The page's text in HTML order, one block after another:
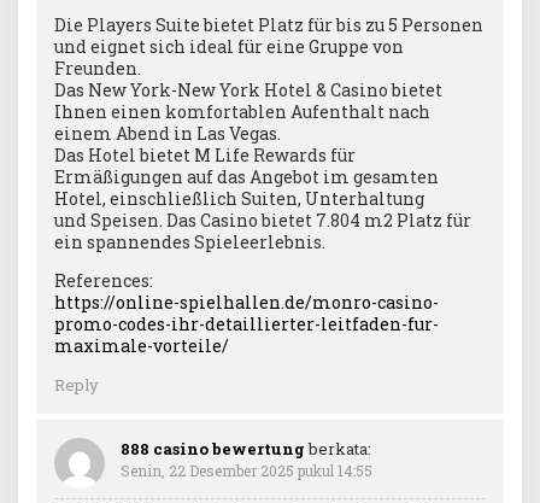
Die Players Suite bietet Platz für bis zu 5 Personen
und eignet sich ideal für eine Gruppe von
Freunden.
Das New York-New York Hotel & Casino bietet
Ihnen einen komfortablen Aufenthalt nach
einem Abend in Las Vegas.
Das Hotel bietet M Life Rewards für
Ermäßigungen auf das Angebot im gesamten
Hotel, einschließlich Suiten, Unterhaltung
und Speisen. Das Casino bietet 7.804 m2 Platz für
ein spannendes Spieleerlebnis.
References:
https://online-spielhallen.de/monro-casino-
promo-codes-ihr-detaillierter-leitfaden-fur-
maximale-vorteile/
Reply
888 casino bewertung berkata:
Senin, 22 Desember 2025 pukul 14:55